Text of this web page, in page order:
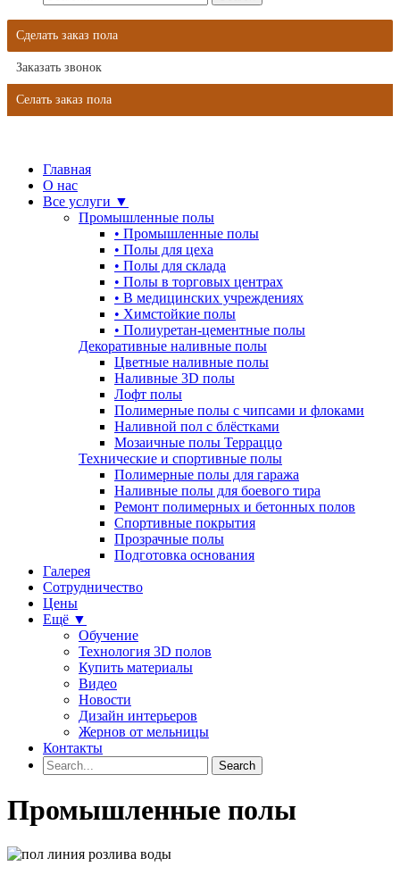
Сделать заказ пола
Заказать звонок
Селать заказ пола
Главная
О нас
Все услуги ▼
Промышленные полы
• Промышленные полы
• Полы для цеха
• Полы для склада
• Полы в торговых центрах
• В медицинских учреждениях
• Химстойкие полы
• Полиуретан-цементные полы
Декоративные наливные полы
Цветные наливные полы
Наливные 3D полы
Лофт полы
Полимерные полы с чипсами и флоками
Наливной пол с блёстками
Мозаичные полы Терраццо
Технические и спортивные полы
Полимерные полы для гаража
Наливные полы для боевого тира
Ремонт полимерных и бетонных полов
Спортивные покрытия
Прозрачные полы
Подготовка основания
Галерея
Сотрудничество
Цены
Ещё ▼
Обучение
Технология 3D полов
Купить материалы
Видео
Новости
Дизайн интерьеров
Жернов от мельницы
Контакты
Промышленные полы